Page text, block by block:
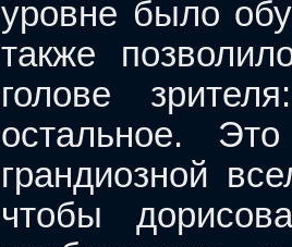
уровне было
также
голове
остальное.
грандиозной
чтобы